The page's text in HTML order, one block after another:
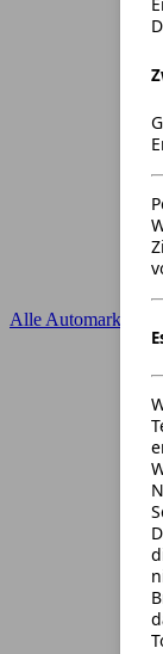
Alle Automarken